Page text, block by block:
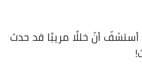
أنّ خللًا مريبًا قد حدث